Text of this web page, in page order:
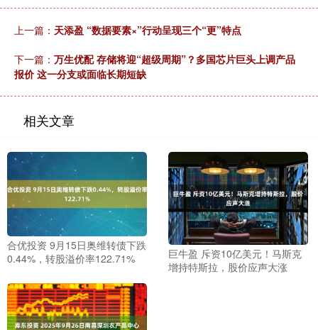
上一篇： 天添盈 “数据要素×”行动呈现三个“更”特点
下一篇： 万生优配 存储将迎“超级周期”？多国芯片巨头上调产品
报价 这一分支或面临长期短缺
相关文章
合优投资 9月15日奥维转债下跌
0.44%，转股溢价率122.71%
巨牛盈 斥资10亿美元！马斯克
增持特斯拉，股价应声大涨